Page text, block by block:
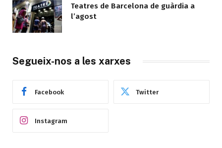
Teatres de Barcelona de guàrdia a
l’agost
Segueix-nos a les xarxes
Facebook Twitter
Instagram